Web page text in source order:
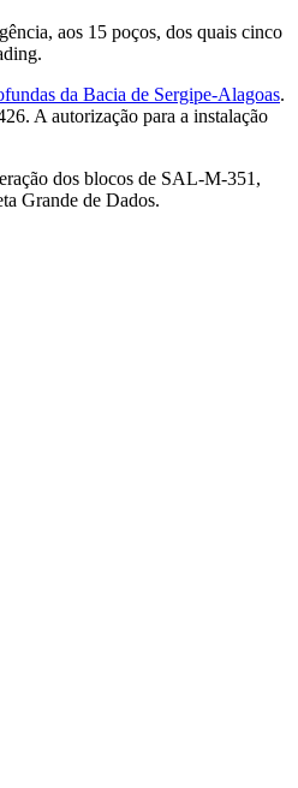
aos 15 poços, dos quais cinco
da Bacia de Sergipe-Alagoas.
A autorização para a instalação
dos blocos de SAL-M-351,
Grande de Dados.